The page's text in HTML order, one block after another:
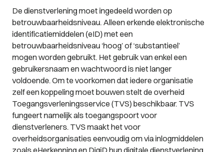
De dienstverlening moet ingedeeld worden op
betrouwbaarheidsniveau. Alleen erkende elektronische
identificatiemiddelen (eID) met een
betrouwbaarheidsniveau ‘hoog’ of ‘substantieel’
mogen worden gebruikt. Het gebruik van enkel een
gebruikersnaam en wachtwoord is niet langer
voldoende. Om te voorkomen dat iedere organisatie
zelf een koppeling moet bouwen stelt de overheid
Toegangsverleningsservice (TVS) beschikbaar. TVS
fungeert namelijk als toegangspoort voor
dienstverleners. TVS maakt het voor
overheidsorganisaties eenvoudig om via inlogmiddelen